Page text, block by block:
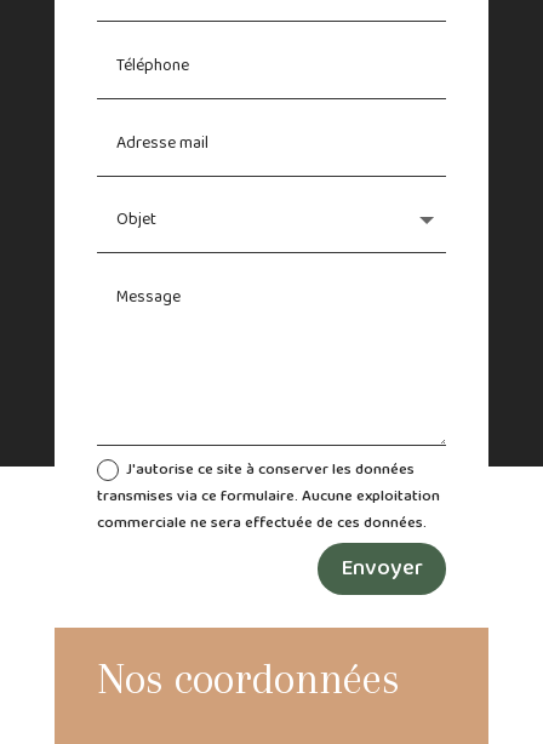
J'autorise ce site à conserver les données
transmises via ce formulaire. Aucune exploitation
commerciale ne sera effectuée de ces données.
Envoyer
Nos coordonnées